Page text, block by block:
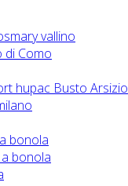
vallino
di Como
hupac Busto Arsizio
bonola
bonola